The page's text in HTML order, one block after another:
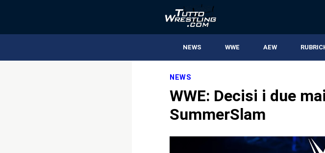
NEWS WWE AEW
NEWS
WWE: Decisi i due
SummerSlam